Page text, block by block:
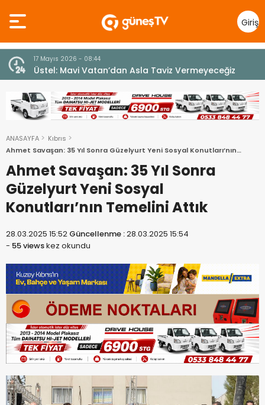
Giriş
Yap
7 Ağustos 2026 - 12:36
ÜSTEL: “ERENKÖY RUHU SONSUZA DEK YAŞAYACAK”
ANASAYFA
Kıbrıs
Ahmet Savaşan: 35 Yıl Sonra Güzelyurt Yeni Sosyal Konutları’nın
Temelini Attık
Ahmet Savaşan: 35 Yıl Sonra
Güzelyurt Yeni Sosyal
Konutları’nın Temelini Attık
28.03.2025 15:52 Güncellenme :28.03.2025 15:54
- 55 viewskez okundu